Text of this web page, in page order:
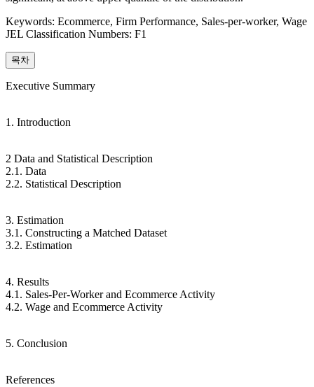
Keywords: Ecommerce, Firm Performance, Sales-per-worker, Wage
JEL Classification Numbers: F1
목차
Executive Summary
1. Introduction
2 Data and Statistical Description
2.1. Data
2.2. Statistical Description
3. Estimation
3.1. Constructing a Matched Dataset
3.2. Estimation
4. Results
4.1. Sales-Per-Worker and Ecommerce Activity
4.2. Wage and Ecommerce Activity
5. Conclusion
References